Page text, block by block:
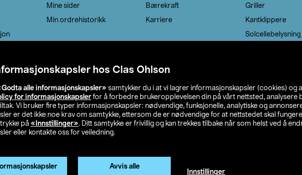
hos Clas Ohlson
alle informasjonskapsler» samtykker du i at vi lagrer informasjonskapsler (cookies) og
for informasjonskapsler for å forbedre brukeropplevelsen din på vårt nettsted, analysere
Vi bruker fire typer informasjonskapsler: nødvendige, funksjonelle, analytiske og
er det ikke noe krav om samtykke, ettersom de er nødvendige for at nettstedet skal
på «Innstillinger». Ditt samtykke er frivillig og kan trekkes tilbake når som helst ved å
eller kontakte oss for veiledning.
Avvis alle
Innstillinger
Mine sider
Min ordrehistorikk
Bærekraft
Karriere
Griller
Kantklippere
Solcellebelysning